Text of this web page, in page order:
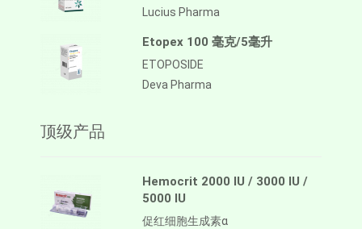
Lucius Pharma
Etopex 100 毫克/5毫升
ETOPOSIDE
Deva Pharma
顶级产品
Hemocrit 2000 IU / 3000 IU /
5000 IU
促红细胞生成素α